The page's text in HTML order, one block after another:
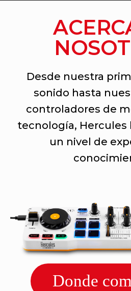
Desde nuestra
sonido hasta
controladores de
tecnología, Hercules
un nivel de
Donde